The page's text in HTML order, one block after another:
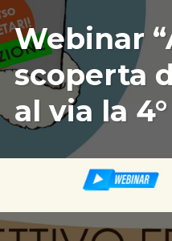
08/31/2022
ILARIAMARIANICRF
Webinar
scoperta
al via la